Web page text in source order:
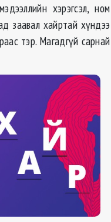
хэрэгсэл, ном
заавал хайртай хүндээ
тэр. Магадгүй сарнай